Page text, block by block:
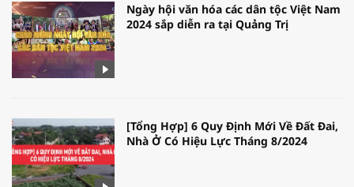
Ngày hội văn hóa các dân tộc Việt Nam
2024 sắp diễn ra tại Quảng Trị
[Tổng Hợp] 6 Quy Định Mới Về Đất Đai,
Nhà Ở Có Hiệu Lực Tháng 8/2024